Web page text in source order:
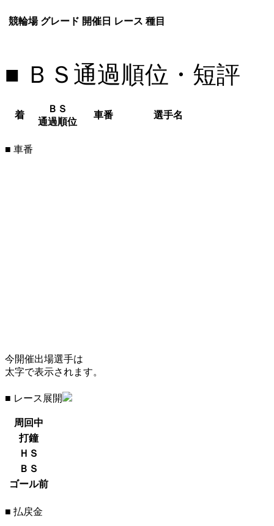
競輪場 グレード 開催日 レース 種目
■ ＢＳ通過順位・短評
着
ＢＳ
通過順位
車番 選手名
■ 車番
今開催出場選手は
太字で表示されます。
■ レース展開
周回中
打鐘
ＨＳ
ＢＳ
ゴール前
■ 払戻金